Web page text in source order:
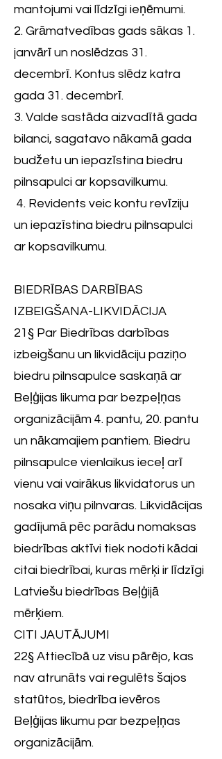
mantojumi vai līdzīgi ieņēmumi.
2. Grāmatvedības gads sākas 1.
janvārī un noslēdzas 31.
decembrī. Kontus slēdz katra
gada 31. decembrī.
3. Valde sastāda aizvadītā gada
bilanci, sagatavo nākamā gada
budžetu un iepazīstina biedru
pilnsapulci ar kopsavilkumu.
4. Revidents veic kontu revīziju
un iepazīstina biedru pilnsapulci
ar kopsavilkumu.
BIEDRĪBAS DARBĪBAS
IZBEIGŠANA-LIKVIDĀCIJA
21§ Par Biedrības darbības
izbeigšanu un likvidāciju paziņo
biedru pilnsapulce saskaņā ar
Beļģijas likuma par bezpeļņas
organizācijām 4. pantu, 20. pantu
un nākamajiem pantiem. Biedru
pilnsapulce vienlaikus ieceļ arī
vienu vai vairākus likvidatorus un
nosaka viņu pilnvaras. Likvidācijas
gadījumā pēc parādu nomaksas
biedrības aktīvi tiek nodoti kādai
citai biedrībai, kuras mērķi ir līdzīgi
Latviešu biedrības Beļģijā
mērķiem.
CITI JAUTĀJUMI
22§ Attiecībā uz visu pārējo, kas
nav atrunāts vai regulēts šajos
statūtos, biedrība ievēros
Beļģijas likumu par bezpeļņas
organizācijām.